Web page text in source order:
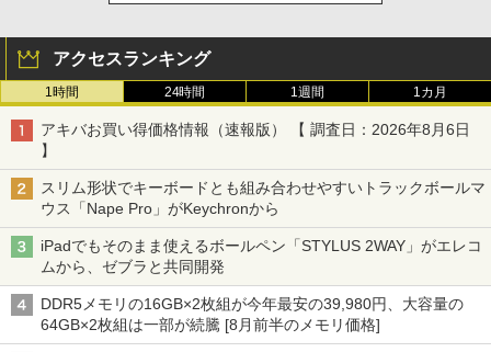
アクセスランキング
1時間 24時間 1週間 1カ月
アキバお買い得価格情報（速報版） 【 調査日：2026年8月6日
】
スリム形状でキーボードとも組み合わせやすいトラックボールマ
ウス「Nape Pro」がKeychronから
iPadでもそのまま使えるボールペン「STYLUS 2WAY」がエレコ
ムから、ゼブラと共同開発
DDR5メモリの16GB×2枚組が今年最安の39,980円、大容量の
64GB×2枚組は一部が続騰 [8月前半のメモリ価格]